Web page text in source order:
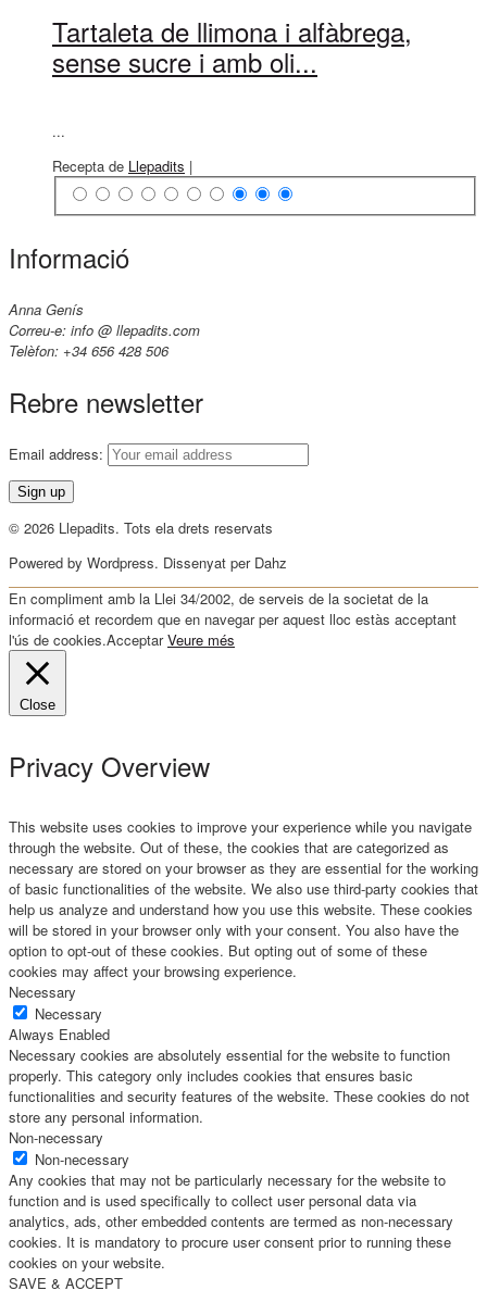
Tartaleta de llimona i alfàbrega,
sense sucre i amb oli...
...
Recepta de Llepadits |
Informació
Anna Genís
Correu-e: info @ llepadits.com
Telèfon: +34 656 428 506
Rebre newsletter
Email address:
© 2026 Llepadits. Tots ela drets reservats
Powered by Wordpress. Dissenyat per Dahz
En compliment amb la Llei 34/2002, de serveis de la societat de la
informació et recordem que en navegar per aquest lloc estàs acceptant
l'ús de cookies.Acceptar Veure més
Close
Privacy Overview
This website uses cookies to improve your experience while you navigate
through the website. Out of these, the cookies that are categorized as
necessary are stored on your browser as they are essential for the working
of basic functionalities of the website. We also use third-party cookies that
help us analyze and understand how you use this website. These cookies
will be stored in your browser only with your consent. You also have the
option to opt-out of these cookies. But opting out of some of these
cookies may affect your browsing experience.
Necessary
Necessary
Always Enabled
Necessary cookies are absolutely essential for the website to function
properly. This category only includes cookies that ensures basic
functionalities and security features of the website. These cookies do not
store any personal information.
Non-necessary
Non-necessary
Any cookies that may not be particularly necessary for the website to
function and is used specifically to collect user personal data via
analytics, ads, other embedded contents are termed as non-necessary
cookies. It is mandatory to procure user consent prior to running these
cookies on your website.
SAVE & ACCEPT